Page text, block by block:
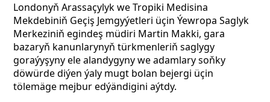
Londonyň Arassaçylyk we Tropiki Medisina
Mekdebiniň Geçiş Jemgyýetleri üçin Ýewropa Saglyk
Merkeziniň egindeş müdiri Martin Makki, gara
bazaryň kanunlarynyň türkmenleriň saglygy
goraýyşyny ele alandygyny we adamlary soňky
döwürde diýen ýaly mugt bolan bejergi üçin
tölemäge mejbur edýändigini aýtdy.